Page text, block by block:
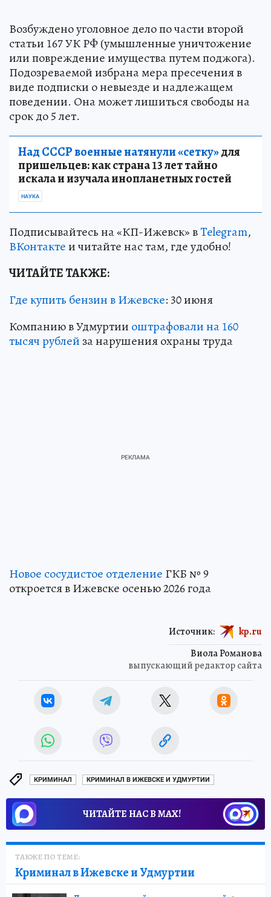
Возбуждено уголовное дело по части второй
статьи 167 УК РФ (умышленные уничтожение
или повреждение имущества путем поджога).
Подозреваемой избрана мера пресечения в
виде подписки о невыезде и надлежащем
поведении. Она может лишиться свободы на
срок до 5 лет.
Над СССР военные натянули «сетку»для
пришельцев: как страна 13 лет тайно
искала и изучала инопланетных гостей
НАУКА
Подписывайтесь на «КП-Ижевск» вTelegram,
ВКонтактеи читайте нас там, где удобно!
ЧИТАЙТЕ ТАКЖЕ:
Где купить бензин в Ижевске: 30 июня
Компанию в Удмуртии оштрафовали на 160
тысяч рублей за нарушения охраны труда
Новое сосудистое отделение ГКБ № 9
откроется в Ижевске осенью 2026 года
Виола Романова
выпускающий редактор сайта
Источник: kp.ru
КРИМИНАЛ КРИМИНАЛ В ИЖЕВСКЕ И УДМУРТИИ
ЧИТАЙТЕ НАС В МАХ!
ТАКЖЕ ПО ТЕМЕ:
Криминал в Ижевске и Удмуртии